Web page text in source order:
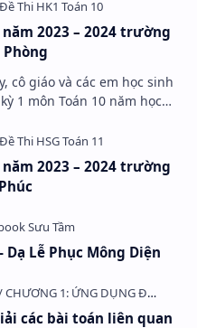
2023 – 2024 trường
Phòng
cô giáo và các em học sinh
1 môn Toán 10 năm học
2023 – 2024 trường
Dạ Lễ Phục Mông Diện
các bài toán liên quan